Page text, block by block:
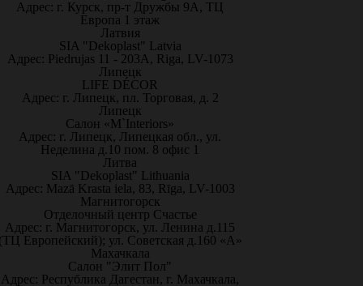
Адрес: г. Курск, пр-т Дружбы 9А, ТЦ
Европа 1 этаж
Латвия
SIA "Dekoplast" Latvia
Адрес: Piedrujas 11 - 203A, Riga, LV-1073
Липецк
LIFE DÉCOR
Адрес: г. Липецк, пл. Торговая, д. 2
Липецк
Салон «M`Interiors»
Адрес: г. Липецк, Липецкая обл., ул.
Неделина д.10 пом. 8 офис 1
Литва
SIA "Dekoplast" Lithuania
Адрес: Mazā Krasta iela, 83, Rīga, LV-1003
Магнитогорск
Отделочный центр Счастье
Адрес: г. Магнитогорск, ул. Ленина д.115
Европейский); ул. Советская д.160 «А»
Махачкала
Салон "Элит Пол"
Адрес: Республика Дагестан, г. Махачкала,